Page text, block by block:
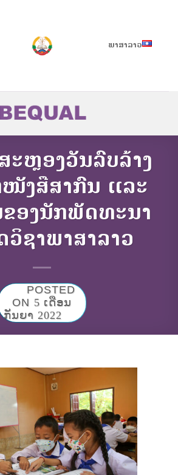
ພາສາລາວ
ະຫຼອງວັນລົບລ້າງ
ງສືສາກົນ ແລະ
ຂອງນັກພັດທະນາ
ຊາພາສາລາວ
POSTED
ON 5 ເດືອນ
ກັນຍາ 2022